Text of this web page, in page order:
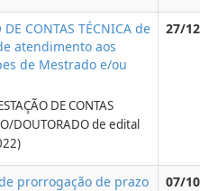
CONTAS TÉCNICA de
atendimento aos
de Mestrado e/ou
DE CONTAS
DOUTORADO de edital
27/
prorrogação de prazo
07/